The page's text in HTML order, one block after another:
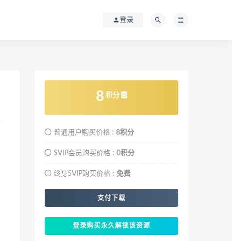
登录
8 积分
普通用户购买价格 : 8积分
SVIP会员购买价格 : 0积分
终身SVIP购买价格 : 免费
支付下载
登录购买永久解锁该资源